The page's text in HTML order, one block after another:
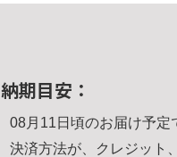
納期目安：
08月11日頃のお届け予定
決済方法が、クレジット